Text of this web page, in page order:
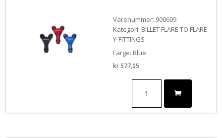
Varenummer: 900609
Kategori: BILLET FLARE TO FLARE
Y-FITTINGS
Farge: Blue
kr577,05
Fitting,
Male